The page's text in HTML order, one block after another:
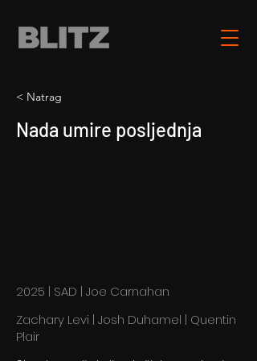
< Natrag
Nada umire posljednja
2025 | SAD | Joe Carnahan
Zachary Levi | Josh Duhamel | Quentin
Plair